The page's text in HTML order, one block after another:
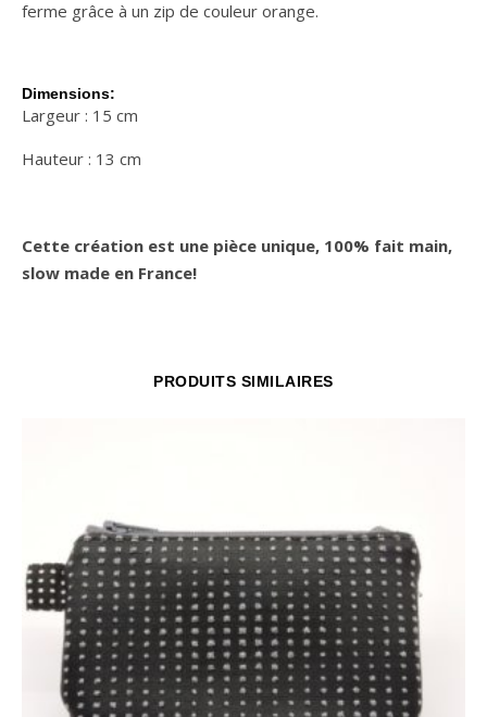
ferme grâce à un zip de couleur orange.
Dimensions:
Largeur : 15 cm
Hauteur : 13 cm
Cette création est une pièce unique, 100% fait main,
slow made en France!
PRODUITS SIMILAIRES